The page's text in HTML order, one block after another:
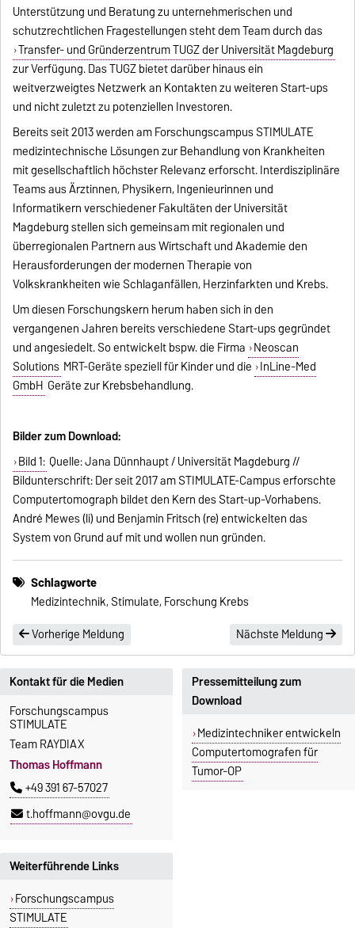
Unterstützung und Beratung zu unternehmerischen und
schutzrechtlichen Fragestellungen steht dem Team durch das
Transfer- und Gründerzentrum TUGZ der Universität Magdeburg
zur Verfügung. Das TUGZ bietet darüber hinaus ein
weitverzweigtes Netzwerk an Kontakten zu weiteren Start-ups
und nicht zuletzt zu potenziellen Investoren.
Bereits seit 2013 werden am Forschungscampus STIMULATE
medizintechnische Lösungen zur Behandlung von Krankheiten
mit gesellschaftlich höchster Relevanz erforscht. Interdisziplinäre
Teams aus Ärztinnen, Physikern, Ingenieurinnen und
Informatikern verschiedener Fakultäten der Universität
Magdeburg stellen sich gemeinsam mit regionalen und
überregionalen Partnern aus Wirtschaft und Akademie den
Herausforderungen der modernen Therapie von
Volkskrankheiten wie Schlaganfällen, Herzinfarkten und Krebs.
Um diesen Forschungskern herum haben sich in den
vergangenen Jahren bereits verschiedene Start-ups gegründet
und angesiedelt. So entwickelt bspw. die Firma Neoscan
Solutions MRT-Geräte speziell für Kinder und die InLine-Med
GmbH Geräte zur Krebsbehandlung.
Bilder zum Download:
Bild 1: Quelle: Jana Dünnhaupt / Universität Magdeburg //
Bildunterschrift: Der seit 2017 am STIMULATE-Campus erforschte
Computertomograph bildet den Kern des Start-up-Vorhabens.
André Mewes (li) und Benjamin Fritsch (re) entwickelten das
System von Grund auf mit und wollen nun gründen.
Schlagworte
Medizintechnik, Stimulate, Forschung Krebs
Vorherige Meldung
Nächste Meldung
Kontakt für die Medien
Forschungscampus
STIMULATE
Team RAYDIAX
Thomas Hoffmann
+49 391 67-57027
t.hoffmann@ovgu.de
Pressemitteilung zum
Download
Medizintechniker entwickeln
Computertomografen für
Tumor-OP
Weiterführende Links
Forschungscampus
STIMULATE